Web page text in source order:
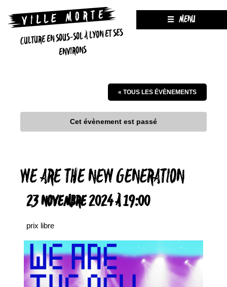
CULTURE EN SOUS-SOL À LYON ET SES
ENVIRONS
MENU
« TOUS LES ÉVÈNEMENTS
Cet évènement est passé
WE ARE THE NEW GENERATION
23 NOVEMBRE 2024 À 19:00
prix libre